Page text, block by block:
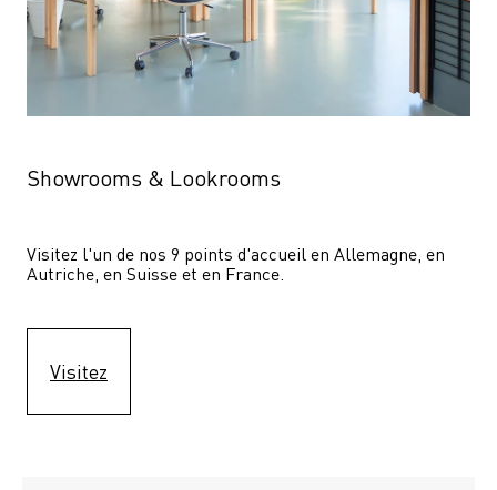
Showrooms & Lookrooms
Visitez l'un de nos 9 points d'accueil en Allemagne, en
Autriche, en Suisse et en France.
Visitez